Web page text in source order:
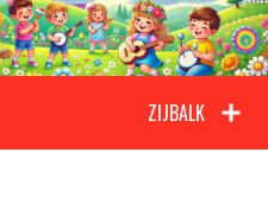
Kinderliedjes
ZIJBALK